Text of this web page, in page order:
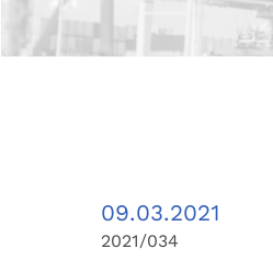
09.03.2021
2021/034